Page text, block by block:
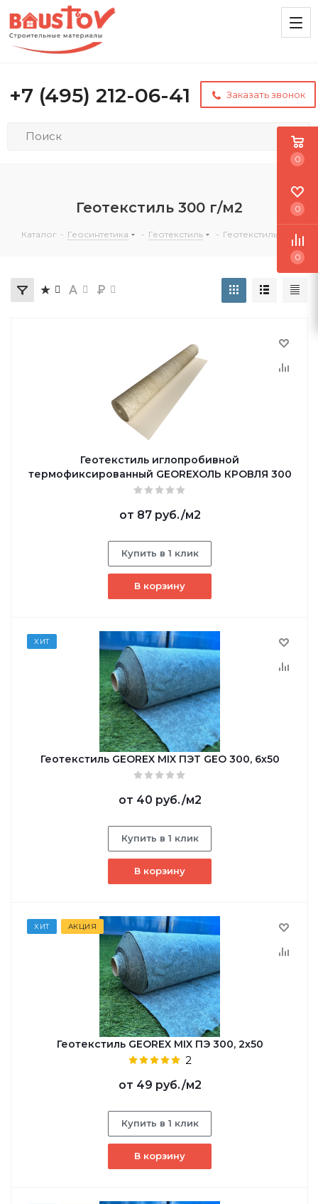
+7 (495) 212-06-41 Заказать звонок
Геотекстиль 300 г/м2
Каталог - Геосинтетика - Геотекстиль - Геотекстиль 300
Геотекстиль иглопробивной
термофиксированный GEOREXОЛЬ КРОВЛЯ 300
от 87 руб./м2
Купить в 1 клик
В корзину
ХИТ
Геотекстиль GEОREX MIX ПЭТ GEO 300, 6х50
от 40 руб./м2
Купить в 1 клик
В корзину
ХИТ АКЦИЯ
Геотекстиль GEOREX MIX ПЭ 300, 2х50
2
от 49 руб./м2
Купить в 1 клик
В корзину
0
0
0